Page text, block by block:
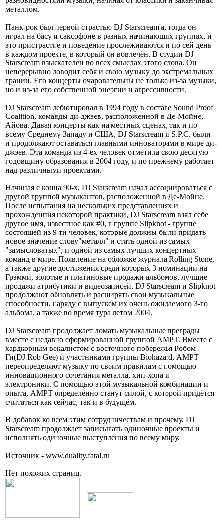
металлом.
Панк-рок был первой страстью DJ Starscream'a, тогда он
играл на басу и саксофоне в разных начинающих группах, и
это пристрастие и поведение прослеживаются и по сей день
в каждом проекте, в который он вовлечён. В студии DJ
Starscream взыскателен во всех смыслах этого слова. Он
неперерывно доводит себя и свою музыку до экстремальных
границ. Его концерты очаровательны не только из-за музыки,
но и из-за его собственной энергии и агрессивности.
DJ Starscream дебютировал в 1994 году в составе Sound Proof
Coalition, команды ди-джэев, расположенной в Де-Мойне,
Айова. Давая концерты как на местных сценах, так и по
всему Среднему Западу и США, DJ Starscream и S.P.C. были
и продолжают оставаться главными инноваторами в мире ди-
джэев. Эта команда из 4-ех человек отметила свою десятую
годовщину образования в 2004 году, и по прежнему работает
над различными проектами.
Начиная с конца 90-х, DJ Starscream начал ассоциироваться с
другой группой музыкантов, расположенной в Де-Мойне.
После испытания на нескольких представлениях и
прохожденпия некоторой практики, DJ Starscream взял себе
другое имя, известное как #0, в группе Slipknot - группе
состоящей из 9-ти человек, которые должны были придать
новое значение слову"металл" и стать одной из самых
"замысловатых", и одной из самых лучших концертных
команд в мире. Появление на обложке журнала Rolling Stone,
а также другие достижения среди которых 3 номинации на
Грэмми, золотые и платиновые продажи альбомов, лучшие
продажи атрибутики и видеозаписей. DJ Starscream и Slipknot
продолжают обновлять и расширять свои музыкальные
способности, наряду с выпуском их очень ожидаемого 3-го
альбома, а также во время тура летом 2004.
DJ Starscream продолжает ломать музыкальные преграды
вместе с недавно сформированной группой AMPT. Вместе с
хардкорным вокалистом с восточного побережья Робом
Ги(DJ Rob Gee) и участниками группы Biohazard, АМРТ
переопределяют музыку по своим правилам с помощью
инновационного сочетания металла, хип-хопа и
электроники. С помощью этой музыкальной комбинации и
опыта, АМРТ определённо станут силой, с которой придётся
считаться как сейчас, так и в будущём.
В добавок ко всем этим сотрудничествам и прочему, DJ
Starscream продолжает записывать одиночные проекты и
исполнять одиночные выступления по всему миру.
Источник - www.duality.fatal.ru
Нет похожих страниц.